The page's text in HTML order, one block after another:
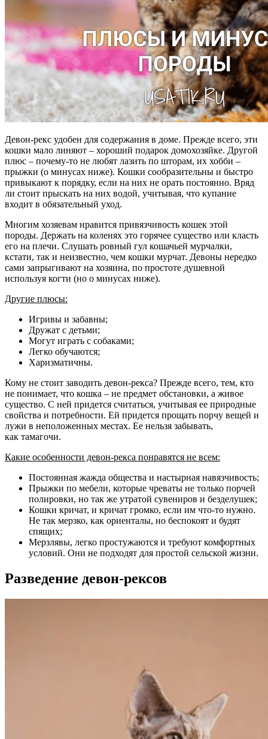
Девон-рекс удобен для содержания в доме. Прежде всего, эти
кошки мало линяют – хороший подарок домохозяйке. Другой
плюс – почему-то не любят лазить по шторам, их хобби –
прыжки (о минусах ниже). Кошки сообразительны и быстро
привыкают к порядку, если на них не орать постоянно. Вряд
ли стоит прыскать на них водой, учитывая, что купание
входит в обязательный уход.
Многим хозяевам нравится привязчивость кошек этой
породы. Держать на коленях это горячее существо или класть
его на плечи. Слушать ровный гул кошачьей мурчалки,
кстати, так и неизвестно, чем кошки мурчат. Девоны нередко
сами запрыгивают на хозяина, по простоте душевной
используя когти (но о минусах ниже).
Другие плюсы:
Игривы и забавны;
Дружат с детьми;
Могут играть с собаками;
Легко обучаются;
Харизматичны.
Кому не стоит заводить девон-рекса? Прежде всего, тем, кто
не понимает, что кошка – не предмет обстановки, а живое
существо. С ней придется считаться, учитывая ее природные
свойства и потребности. Ей придется прощать порчу вещей и
лужи в неположенных местах. Ее нельзя забывать,
как тамагочи.
Какие особенности девон-рекса понравятся не всем:
Постоянная жажда общества и настырная навязчивость;
Прыжки по мебели, которые чреваты не только порчей
полировки, но так же утратой сувениров и безделушек;
Кошки кричат, и кричат громко, если им что-то нужно.
Не так мерзко, как ориенталы, но беспокоят и будят
спящих;
Мерзлявы, легко простужаются и требуют комфортных
условий. Они не подходят для простой сельской жизни.
Разведение девон-рексов